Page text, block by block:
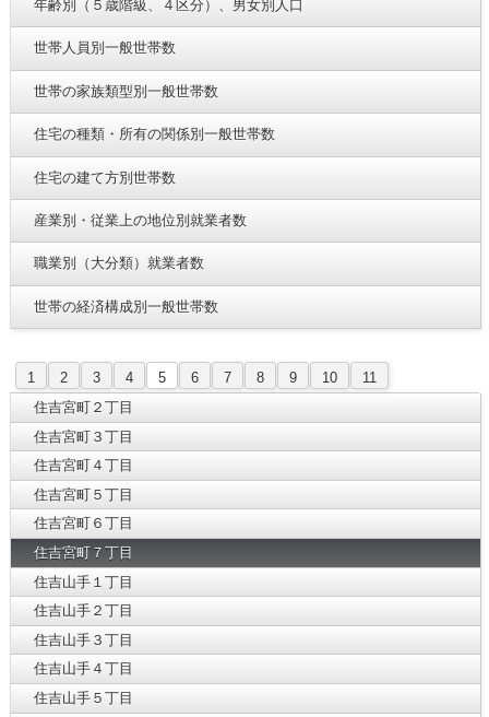
年齢別（５歳階級、４区分）、男女別人口
世帯人員別一般世帯数
世帯の家族類型別一般世帯数
住宅の種類・所有の関係別一般世帯数
住宅の建て方別世帯数
産業別・従業上の地位別就業者数
職業別（大分類）就業者数
世帯の経済構成別一般世帯数
1 2 3 4 5 6 7 8 9 10
11
住吉宮町２丁目
住吉宮町３丁目
住吉宮町４丁目
住吉宮町５丁目
住吉宮町６丁目
住吉宮町７丁目
住吉山手１丁目
住吉山手２丁目
住吉山手３丁目
住吉山手４丁目
住吉山手５丁目